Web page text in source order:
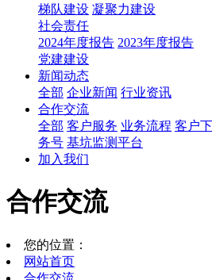
梯队建设 凝聚力建设
社会责任
2024年度报告 2023年度报告
党建建设
新闻动态
全部 企业新闻 行业资讯
合作交流
全部 客户服务 业务流程 客户
务号 基坑监测平台
加入我们
合作交流
您的位置：
网站首页